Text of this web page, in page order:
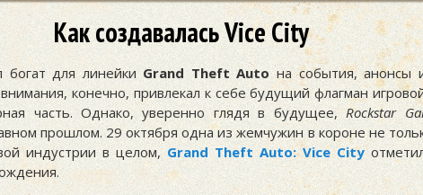
Как создавалась Vice City
для линейки Grand Theft Autoна события, анонсы
конечно, привлекал к себе будущий флагман
часть. Однако, уверенно глядя в будущее,Rockstar
прошлом. 29 октября одна из жемчужин в короне не
индустрии в целом, Grand Theft Auto: Vice City